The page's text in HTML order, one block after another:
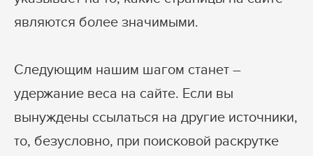
являются более значимыми.
Следующим нашим шагом станет –
удержание веса на сайте. Если вы
вынуждены ссылаться на другие источники,
то, безусловно, при поисковой раскрутке